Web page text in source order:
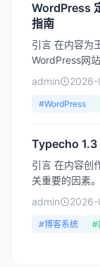
WordPress
指南
引言 在内容为
WordPress网
新闻门户还是
admin
#WordPress
Typecho 1.3
引言 在内容创
关重要的因素
是在特定时间
admin
#博客系统 #